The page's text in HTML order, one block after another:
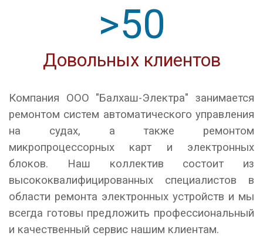
50
Довольных клиентов
Компания ООО "Балхаш-Электра" занимается
ремонтом систем автоматического управления
на судах, а также ремонтом
микропроцессорных карт и электронных
блоков. Наш коллектив состоит из
высококвалифицированных специалистов в
области ремонта электронных устройств и мы
всегда готовы предложить профессиональный
и качественный сервис нашим клиентам.